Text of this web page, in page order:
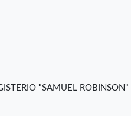
"SAMUEL ROBINSON"